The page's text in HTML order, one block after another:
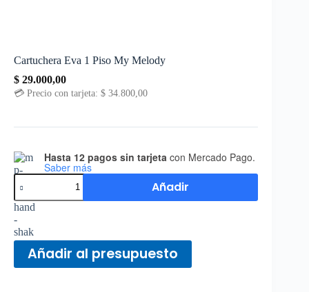
Cartuchera Eva 1 Piso My Melody
$ 29.000,00
💳 Precio con tarjeta: $ 34.800,00
Hasta 12 pagos sin tarjeta con Mercado Pago.
Saber más
Añadir
Añadir al presupuesto